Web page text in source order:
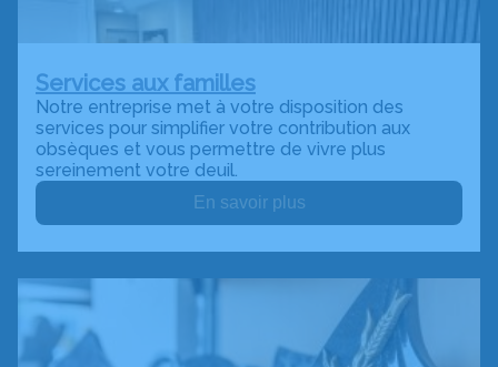
Services aux familles
Notre entreprise met à votre disposition des
services pour simplifier votre contribution aux
obsèques et vous permettre de vivre plus
sereinement votre deuil.
En savoir plus